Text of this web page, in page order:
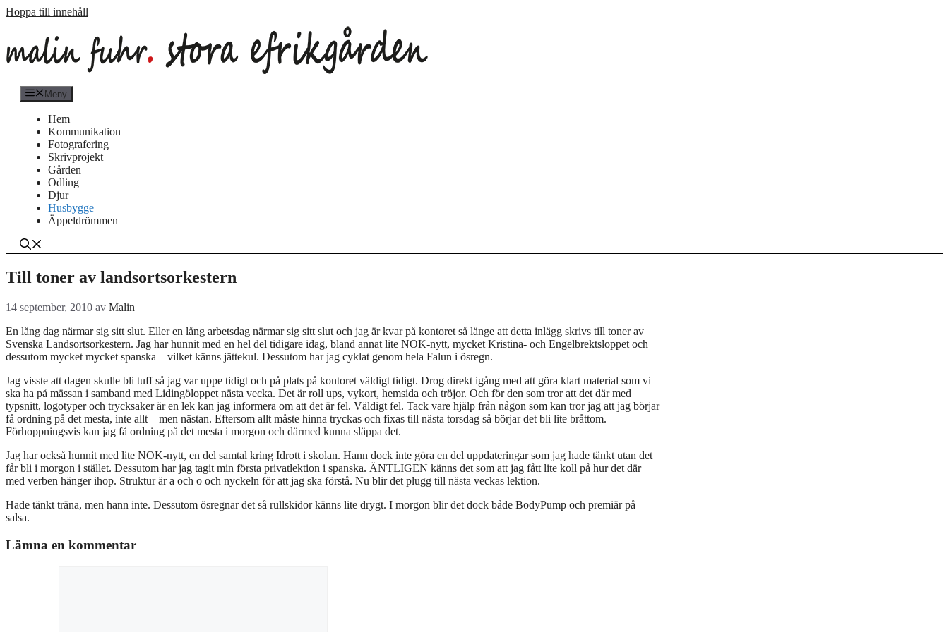
Hoppa till innehåll
Meny
Hem
Kommunikation
Fotografering
Skrivprojekt
Gården
Odling
Djur
Husbygge
Äppeldrömmen
Till toner av landsortsorkestern
14 september, 2010 av Malin
En lång dag närmar sig sitt slut. Eller en lång arbetsdag närmar sig sitt slut och jag är kvar på kontoret så länge att detta inlägg skrivs till toner av
Svenska Landsortsorkestern. Jag har hunnit med en hel del tidigare idag, bland annat lite NOK-nytt, mycket Kristina- och Engelbrektsloppet och
dessutom mycket mycket spanska – vilket känns jättekul. Dessutom har jag cyklat genom hela Falun i ösregn.
Jag visste att dagen skulle bli tuff så jag var uppe tidigt och på plats på kontoret väldigt tidigt. Drog direkt igång med att göra klart material som vi
ska ha på mässan i samband med Lidingöloppet nästa vecka. Det är roll ups, vykort, hemsida och tröjor. Och för den som tror att det där med
typsnitt, logotyper och trycksaker är en lek kan jag informera om att det är fel. Väldigt fel. Tack vare hjälp från någon som kan tror jag att jag börjar
få ordning på det mesta, inte allt – men nästan. Eftersom allt måste hinna tryckas och fixas till nästa torsdag så börjar det bli lite bråttom.
Förhoppningsvis kan jag få ordning på det mesta i morgon och därmed kunna släppa det.
Jag har också hunnit med lite NOK-nytt, en del samtal kring Idrott i skolan. Hann dock inte göra en del uppdateringar som jag hade tänkt utan det
får bli i morgon i stället. Dessutom har jag tagit min första privatlektion i spanska. ÄNTLIGEN känns det som att jag fått lite koll på hur det där
med verben hänger ihop. Struktur är a och o och nyckeln för att jag ska förstå. Nu blir det plugg till nästa veckas lektion.
Hade tänkt träna, men hann inte. Dessutom ösregnar det så rullskidor känns lite drygt. I morgon blir det dock både BodyPump och premiär på
salsa.
Lämna en kommentar